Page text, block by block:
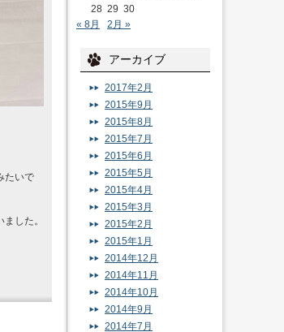
たいで
した。
28 29 30
« 8月
2月 »
アーカイブ
2017年2月
2015年9月
2015年8月
2015年7月
2015年6月
2015年5月
2015年4月
2015年3月
2015年2月
2015年1月
2014年12月
2014年11月
2014年10月
2014年9月
2014年7月